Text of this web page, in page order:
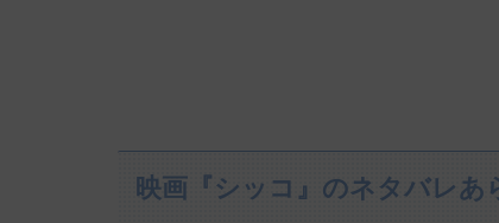
映画『シッコ』のネタバレあ